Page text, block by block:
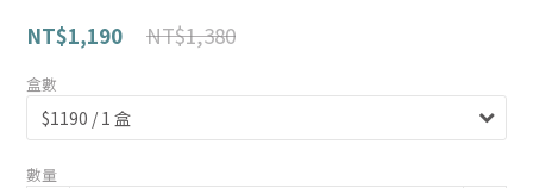
NT$1,380
NT$1,190
盒數
數量